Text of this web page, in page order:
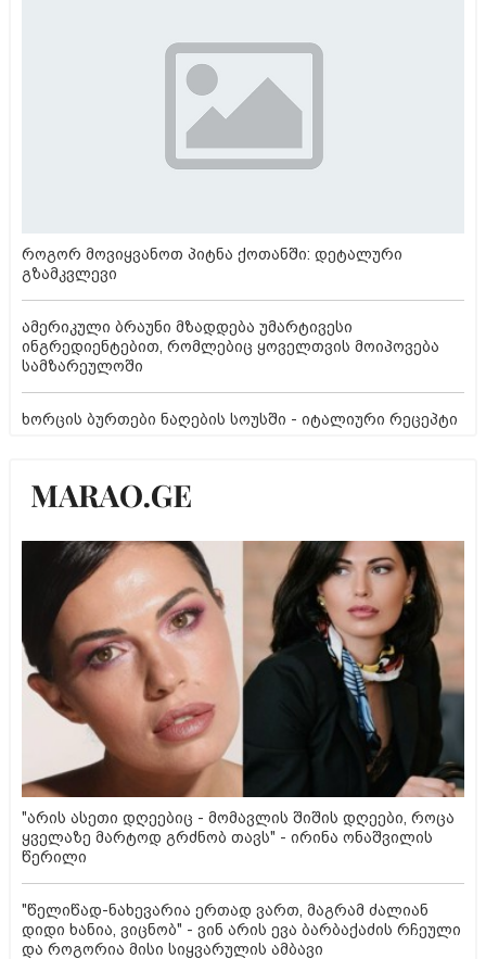
როგორ მოვიყვანოთ პიტნა ქოთანში: დეტალური
გზამკვლევი
ამერიკული ბრაუნი მზადდება უმარტივესი
ინგრედიენტებით, რომლებიც ყოველთვის მოიპოვება
სამზარეულოში
ხორცის ბურთები ნაღების სოუსში - იტალიური რეცეპტი
"არის ასეთი დღეებიც - მომავლის შიშის დღეები, როცა
ყველაზე მარტოდ გრძნობ თავს" - ირინა ონაშვილის
წერილი
"წელიწად-ნახევარია ერთად ვართ, მაგრამ ძალიან
დიდი ხანია, ვიცნობ" - ვინ არის ევა ბარბაქაძის რჩეული
და როგორია მისი სიყვარულის ამბავი